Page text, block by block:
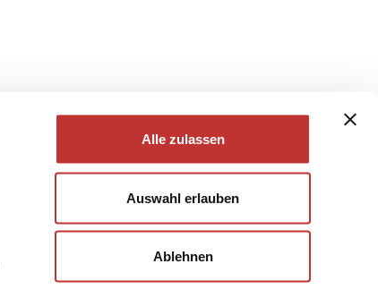
Alle zulassen
Auswahl erlauben
Ablehnen